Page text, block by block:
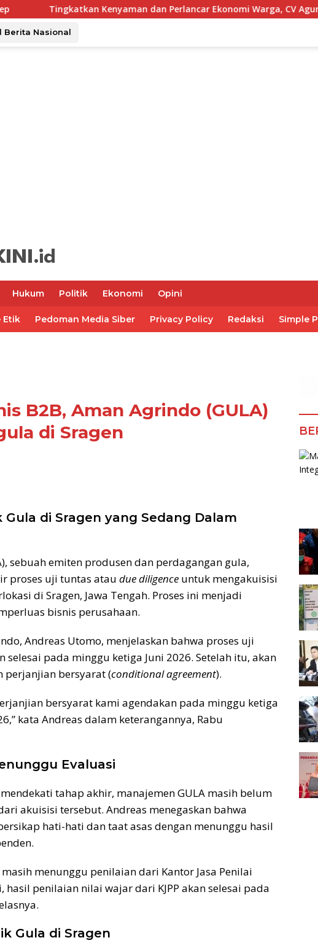
Tingkatkan Kenyaman dan Perlancar Ekonomi Warga, CV Agung Jaya
Berita Nasional
Hukum Politik Ekonomi Opini
Etik Pedoman Media Siber Privacy Policy Redaksi Simple
B2B, Aman Agrindo (GULA)
di Sragen
Gula di Sragen yang Sedang Dalam
sebuah emiten produsen dan perdagangan gula,
proses uji tuntas atau due diligence untuk mengakuisisi
di Sragen, Jawa Tengah. Proses ini menjadi
bisnis perusahaan.
Andreas Utomo, menjelaskan bahwa proses uji
pada minggu ketiga Juni 2026. Setelah itu, akan
perjanjian bersyarat (conditional agreement).
bersyarat kami agendakan pada minggu ketiga
kata Andreas dalam keterangannya, Rabu
Evaluasi
tahap akhir, manajemen GULA masih belum
akuisisi tersebut. Andreas menegaskan bahwa
hati-hati dan taat asas dengan menunggu hasil
menunggu penilaian dari Kantor Jasa Penilai
hasil penilaian nilai wajar dari KJPP akan selesai pada
Gula di Sragen